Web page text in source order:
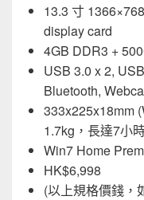
13.3 寸
display card
4GB DDR3 +
USB 3.0 x 2,
Bluetooth,
333x225x18mm
1.7kg，長達7小
Win7 Home
HK$6,998
(以上規格價錢，